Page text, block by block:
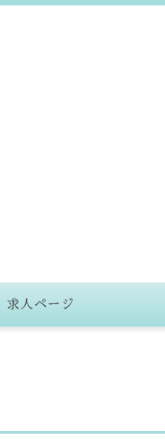
求人ページ